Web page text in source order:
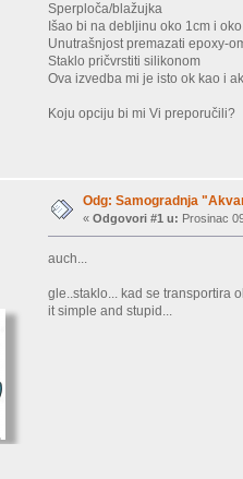
Sperploča/blažujka
Išao bi na debljinu oko 1cm i
Unutrašnjost premazati epoxy-
Staklo pričvrstiti silikonom
Ova izvedba mi je isto ok kao i
Koju opciju bi mi Vi preporučili?
Odg: Samogradnja
«Odgovori #1 u: Prosinac
auch...
gle..staklo... kad se transportira
it simple and stupid...